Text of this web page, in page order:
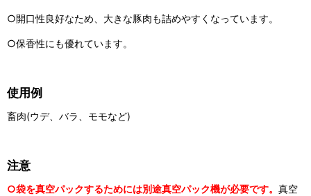
○開口性良好なため、大きな豚肉も詰めやすくなっています。
○保香性にも優れています。
使用例
畜肉(ウデ、バラ、モモなど)
注意
○袋を真空パックするためには別途真空パック機が必要です。 真空